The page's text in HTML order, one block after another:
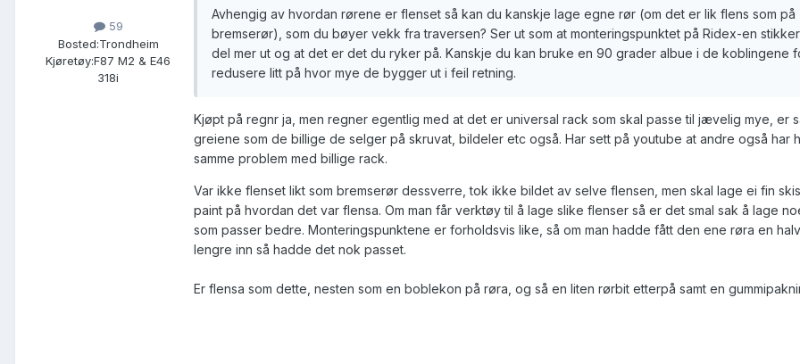
59
Bosted:Trondheim
Kjøretøy:F87 M2 & E46
318i
Avhengig av hvordan rørene er flenset så kan du kanskje lage egne rør (om det er lik flens som på
bremserør), som du bøyer vekk fra traversen? Ser ut som at monteringspunktet på Ridex-en
del mer ut og at det er det du ryker på. Kanskje du kan bruke en 90 grader albue i de koblingene
redusere litt på hvor mye de bygger ut i feil retning.
Kjøpt på regnr ja, men regner egentlig med at det er universal rack som skal passe til jævelig mye, er
greiene som de billige de selger på skruvat, bildeler etc også. Har sett på youtube at andre også har
samme problem med billige rack.
Var ikke flenset likt som bremserør dessverre, tok ikke bildet av selve flensen, men skal lage ei fin
paint på hvordan det var flensa. Om man får verktøy til å lage slike flenser så er det smal sak å lage
som passer bedre. Monteringspunktene er forholdsvis like, så om man hadde fått den ene røra en
lengre inn så hadde det nok passet.
Er flensa som dette, nesten som en boblekon på røra, og så en liten rørbit etterpå samt en